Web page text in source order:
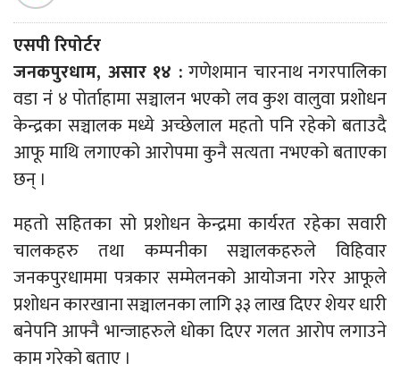
एसपी रिपोर्टर
जनकपुरधाम, असार १४ : गणेशमान चारनाथ नगरपालिका
वडा नंं ४ पोर्ताहामा सञ्चालन भएको लव कुश वालुवा प्रशोधन
केन्द्रका सञ्चालक मध्ये अच्छेलाल महतो पनि रहेको बताउदै
आफू माथि लगाएको आरोपमा कुनै सत्यता नभएको बताएका
छन् ।
महतो सहितका सो प्रशोधन केन्द्रमा कार्यरत रहेका सवारी
चालकहरु तथा कम्पनीका सञ्चालकहरुले विहिवार
जनकपुरधाममा पत्रकार सम्मेलनको आयोजना गरेर आफूले
प्रशोधन कारखाना सञ्चालनका लागि ३३ लाख दिएर शेयर धारी
बनेपनि आफ्नै भान्जाहरुले धोका दिएर गलत आरोप लगाउने
काम गरेको बताए ।